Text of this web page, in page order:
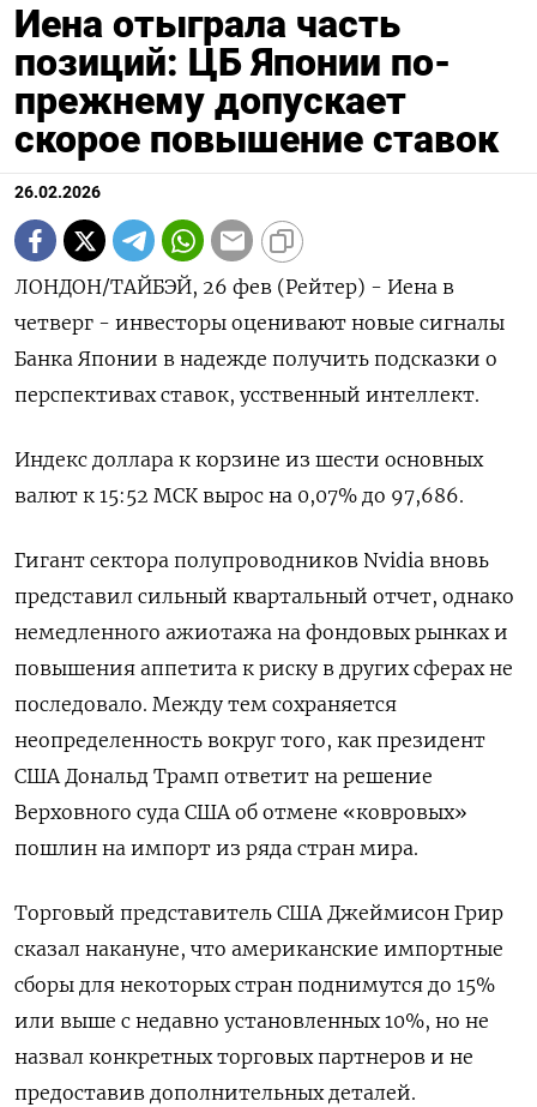
Иена отыграла часть
позиций: ЦБ Японии по-
прежнему допускает
скорое повышение ставок
26.02.2026
ЛОНДОН/ТАЙБЭЙ, 26 фев (Рейтер) - Иена в
четверг - инвесторы оценивают новые сигналы
Банка Японии в надежде получить подсказки о
перспективах ставок, усственный интеллект.
Индекс доллара к корзине из шести основных
валют к 15:52 МСК вырос на ‌0,07% до 97,686.
Гигант сектора полупроводников Nvidia вновь
представил сильный квартальный отчет, однако
немедленного ажиотажа на фондовых рынках и
повышения аппетита к риску в других сферах не
последовало. Между тем сохраняется
неопределенность вокруг того, ​как президент
США Дональд Трамп ответит ​на решение
Верховного суда США ​об отмене «ковровых»
⁠пошлин на импорт из ряда стран мира.
Торговый представитель США Джеймисон ‌Грир
сказал накануне, что американские импортные
сборы ‌для некоторых стран поднимутся до 15%
или выше с недавно установленных 10%, но не
назвал конкретных торговых ​партнеров и не
предоставив дополнительных деталей.